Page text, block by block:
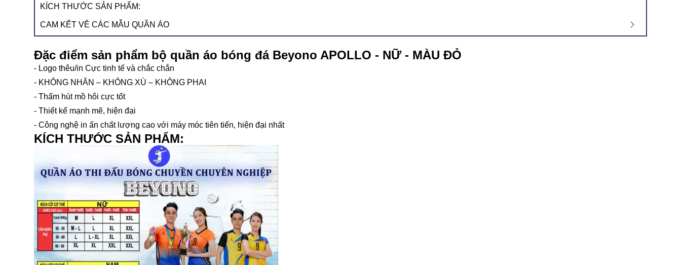
KÍCH THƯỚC SẢN PHẨM:
CAM KẾT VÊ CÁC MẪU QUẦN ÁO
Đặc điểm sản phẩm bộ quần áo bóng đá Beyono APOLLO - NỮ - MÀU ĐỎ
- Logo thêu/in Cực tinh tế và chắc chắn
- KHÔNG NHĂN – KHÔNG XÙ – KHÔNG PHAI
- Thấm hút mồ hôi cực tốt
- Thiết kế mạnh mẽ, hiện đại
- Công nghệ in ấn chất lượng cao với máy móc tiên tiến, hiện đại nhất
KÍCH THƯỚC SẢN PHẨM: